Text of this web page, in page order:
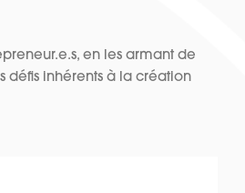
en les armant de
défis inhérents à la création